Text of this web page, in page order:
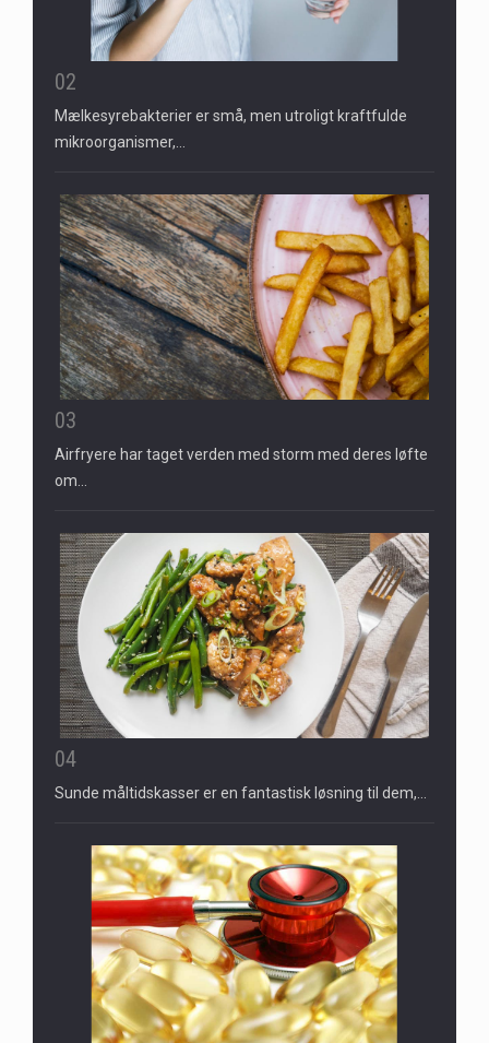
02
Mælkesyrebakterier er små, men utroligt kraftfulde
mikroorganismer,…
03
Airfryere har taget verden med storm med deres løfte
om…
04
Sunde måltidskasser er en fantastisk løsning til dem,…